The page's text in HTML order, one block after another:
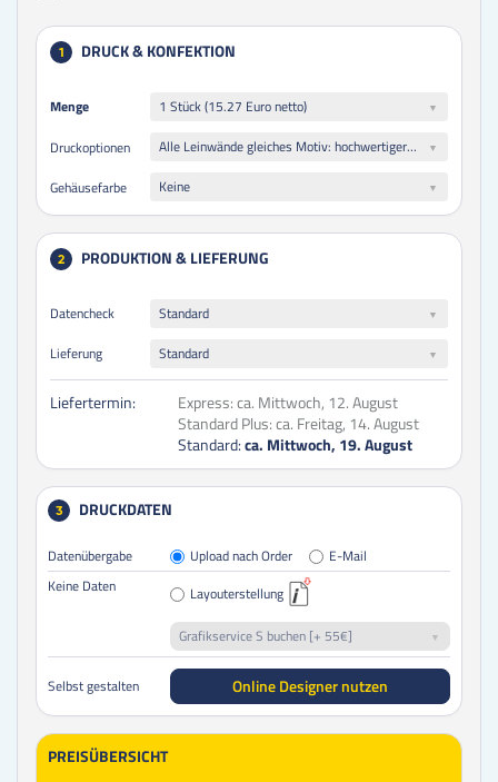
1 DRUCK & KONFEKTION
Menge 1 Stück (15.27 Euro netto)
Menge
Druckoptionen
Alle Leinwände gleiches Motiv: hochwertiger Qualitätsdruck glänzend auf 260 g/m² Polyester Stretch-Canvas weiß
Gehäusefarbe
Keine
2 PRODUKTION & LIEFERUNG
Datencheck
Standard
Lieferung
Standard
Liefertermin: Express:ca. Mittwoch, 12. August
Standard Plus:ca. Freitag, 14. August
Standard:ca. Mittwoch, 19. August
3 DRUCKDATEN
Datenübergabe Upload nach Order
E-Mail
Keine Daten
Layouterstellung
Grafikservice S buchen [+ 55€]
Selbst gestalten Online Designer nutzen
PREISÜBERSICHT